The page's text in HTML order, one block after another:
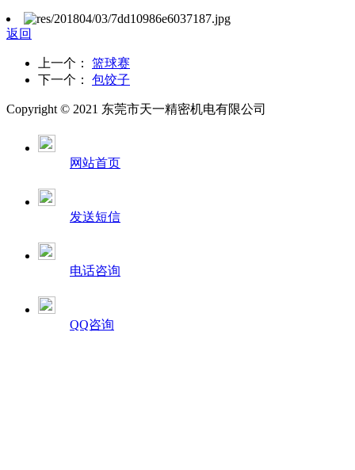
返回
上一个： 篮球赛
下一个： 包饺子
Copyright © 2021 东莞市天一精密机电有限公司
网站首页
发送短信
电话咨询
QQ咨询